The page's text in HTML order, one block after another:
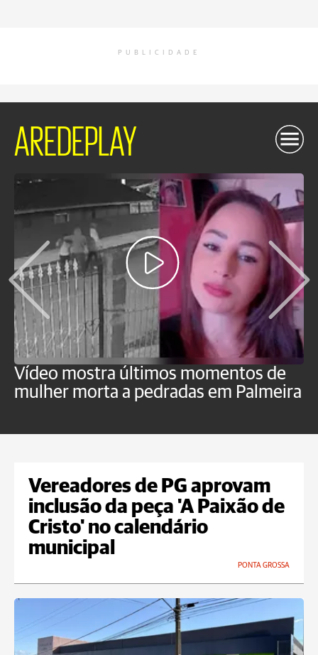
PUBLICIDADE
AREDEPLAY
Vídeo mostra últimos momentos de
mulher morta a pedradas em Palmeira
Vereadores de PG aprovam
inclusão da peça 'A Paixão de
Cristo' no calendário
municipal
PONTA GROSSA